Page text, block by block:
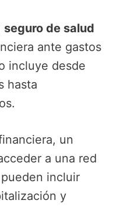
seguro de salud
ante gastos
incluye desde
hasta
un
a una red
incluir
y